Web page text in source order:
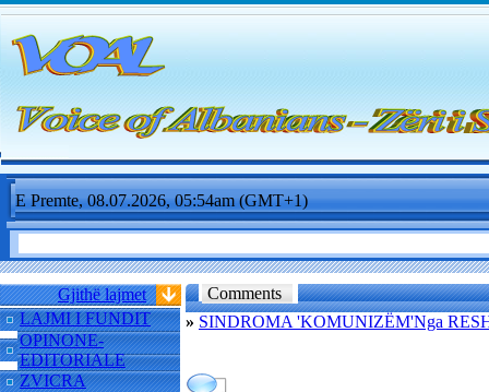
E Premte, 08.07.2026, 05:54am (GMT+1)
Gjithë lajmet
LAJMI I FUNDIT
OPINONE-
EDITORIALE
ZVICRA
Comments
» SINDROMA 'KOMUNIZËM'Nga